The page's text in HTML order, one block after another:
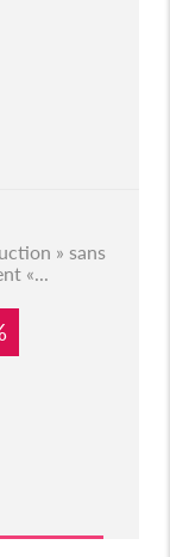
» sans
«...